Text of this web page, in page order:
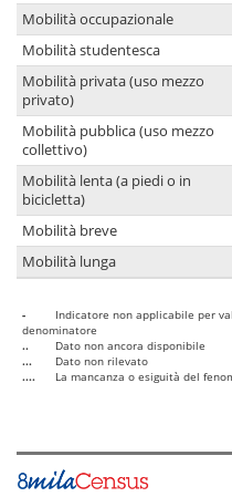
Mobilità occupazionale
Mobilità studentesca
Mobilità privata (uso mezzo
privato)
Mobilità pubblica (uso mezzo
collettivo)
Mobilità lenta (a piedi o in
bicicletta)
Mobilità breve
Mobilità lunga
-
Indicatore non applicabile per
denominatore
..
Dato non ancora disponibile
...
Dato non rilevato
....
La mancanza o esiguità del